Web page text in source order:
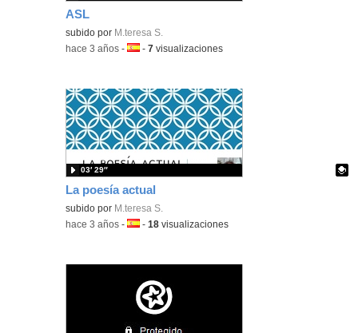
ASL
subido por M.teresa S.
-hace 3 años -Idioma:
-7 visualizaciones
La poesía actual
Contenido educativo.
subido por M.teresa S.
03′ 29″
-hace 3 años -Idioma:
-18 visualizaciones